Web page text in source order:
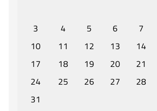
Veranstaltungen und Termine
Unser Unterricht - Fachcurricula
Unsere Konzepte
Downloads
Unter-, Mittel und Oberstufe
3
4 5 6 7
10
11 12 13 14
17
18 19 20 21
24
25 26 27 28
31